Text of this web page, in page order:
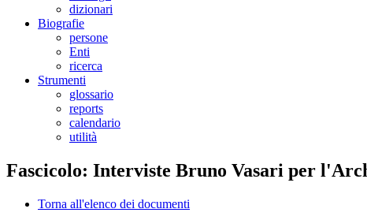
dizionari
Biografie
persone
Enti
ricerca
Strumenti
glossario
reports
calendario
utilità
Fascicolo: Interviste Bruno Vasari per
Torna all'elenco dei documenti